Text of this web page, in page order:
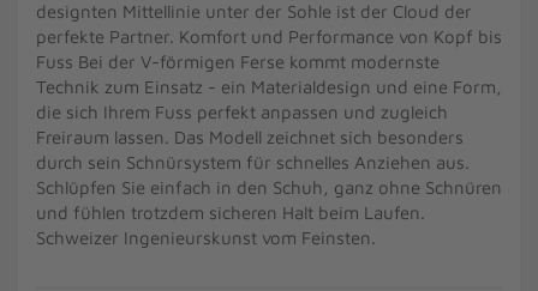
designten Mittellinie unter der Sohle ist der Cloud der
perfekte Partner. Komfort und Performance von Kopf bis
Fuss Bei der V-förmigen Ferse kommt modernste
Technik zum Einsatz - ein Materialdesign und eine Form,
die sich Ihrem Fuss perfekt anpassen und zugleich
Freiraum lassen. Das Modell zeichnet sich besonders
durch sein Schnürsystem für schnelles Anziehen aus.
Schlüpfen Sie einfach in den Schuh, ganz ohne Schnüren
und fühlen trotzdem sicheren Halt beim Laufen.
Schweizer Ingenieurskunst vom Feinsten.